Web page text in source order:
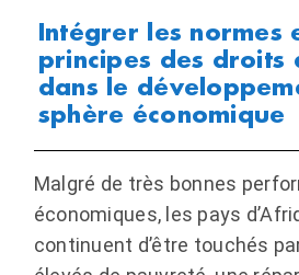
Intégrer les normes
principes des droits
dans le
sphère économique
Malgré de très bonnes
économiques, les pays
continuent d’être touchés